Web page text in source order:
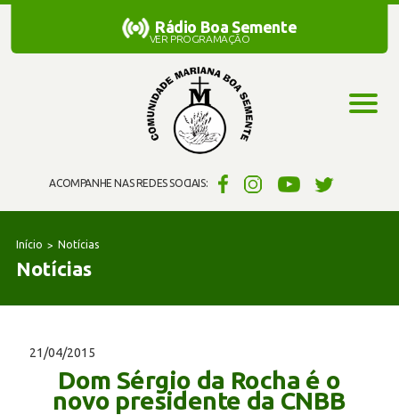
ACOMPANHE NAS REDES SOCIAIS:
Rádio Boa Semente
Rádio Boa Semente
VER PROGRAMAÇÃO
Início Notícias
Notícias
21/04/2015
Dom Sérgio da Rocha é o
novo presidente da CNBB